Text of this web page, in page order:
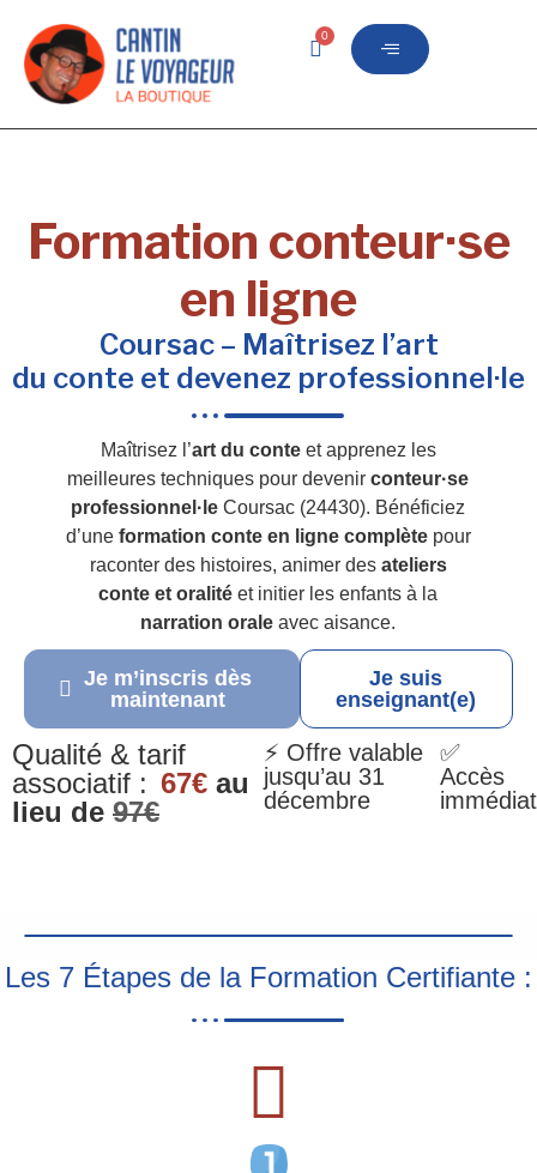
0
Formation conteur·se
en ligne
Coursac – Maîtrisez l’art
du conte et devenez professionnel·le
Maîtrisez l’art du conteet apprenez les
meilleures techniques pour devenirconteur·se
professionnel·le Coursac (24430). Bénéficiez
d’une formation conte en ligne complètepour
raconter des histoires, animer des ateliers
conte et oralité et initier les enfants à la
narration orale avec aisance.
Je m’inscris dès
maintenant
Je suis
enseignant(e)
Qualité & tarif
associatif : 67€ au
lieu de 97€
⚡ Offre valable
jusqu’au 31
décembre
✅
Accès
immédiat
Les 7 Étapes de la Formation Certifiante :